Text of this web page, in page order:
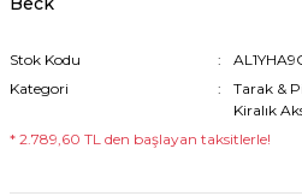
Stok Kodu
Kategori
Tarak &
Kiralık
* 2.789,60 TL den başlayan taksitlerle!